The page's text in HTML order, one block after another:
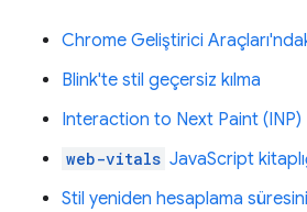
Chrome Geliştirici
Blink'te stil geçersiz kılma
Interaction to Next Paint (INP)
web-vitals JavaScript
Stil yeniden hesaplama